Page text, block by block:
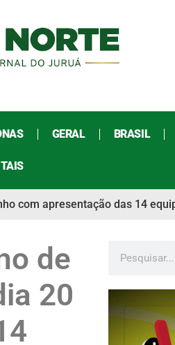
GERAL BRASIL
com apresentação das 14
de
20